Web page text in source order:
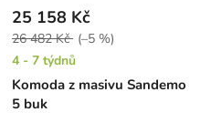
Komoda z masivu Sandemo
5 buk
25 158 Kč
26 482 Kč (–5 %)
4 - 7 týdnů